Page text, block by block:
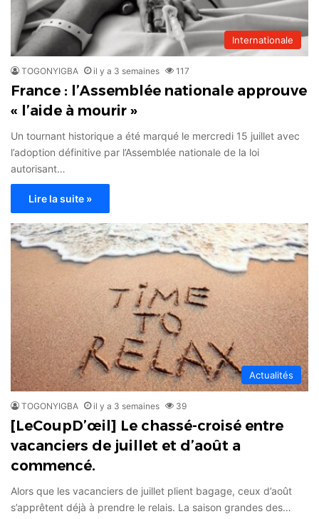
Internationale
TOGONYIGBA il y a 3 semaines 117
France : l’Assemblée nationale approuve
« l’aide à mourir »
Un tournant historique a été marqué le mercredi 15 juillet avec
l’adoption définitive par l’Assemblée nationale de la loi
autorisant…
Lire la suite »
Actualités
TOGONYIGBA il y a 3 semaines 39
[LeCoupD’œil] Le chassé-croisé entre
vacanciers de juillet et d’août a
commencé.
Alors que les vacanciers de juillet plient bagage, ceux d’août
s’apprêtent déjà à prendre le relais. La saison grandes des…